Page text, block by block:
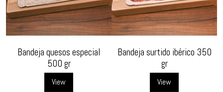
Bandeja quesos especial
500 gr
View
Bandeja surtido ibérico 350
gr
View